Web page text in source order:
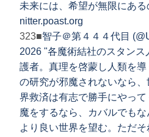
未来には、希望が無限にある
nitter.poast.org
323■智子＠第４４４代目
2026 "各魔術結社のスタン
護者。真理を啓蒙し人類を
の研究が邪魔されないなら
界救済は有志で勝手にやっ
魔をするなら、カバルでも
より良い世界を望む。ただそ